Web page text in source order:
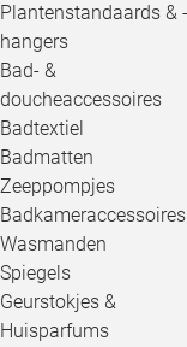
Plantenstandaards & -
hangers
Bad- &
doucheaccessoires
Badtextiel
Badmatten
Zeeppompjes
Badkameraccessoires
Wasmanden
Spiegels
Geurstokjes &
Huisparfums